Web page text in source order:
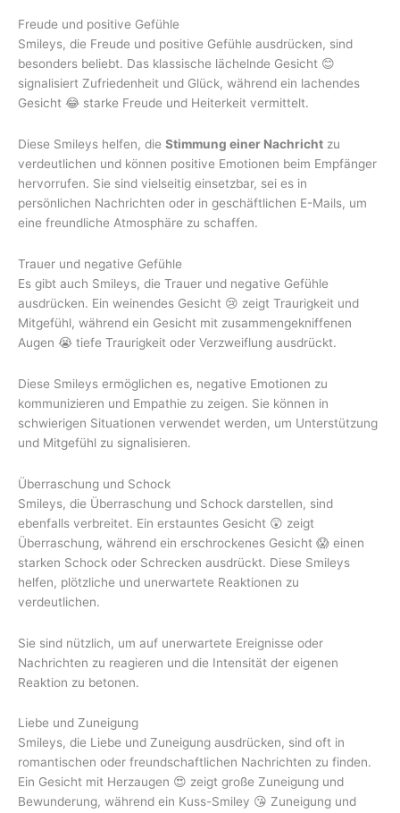
Freude und positive Gefühle
Smileys, die Freude und positive Gefühle ausdrücken, sind
besonders beliebt. Das klassische lächelnde Gesicht 😊
signalisiert Zufriedenheit und Glück, während ein lachendes
Gesicht 😂 starke Freude und Heiterkeit vermittelt.
Diese Smileys helfen, die Stimmung einer Nachricht zu
verdeutlichen und können positive Emotionen beim Empfänger
hervorrufen. Sie sind vielseitig einsetzbar, sei es in
persönlichen Nachrichten oder in geschäftlichen E-Mails, um
eine freundliche Atmosphäre zu schaffen.
Trauer und negative Gefühle
Es gibt auch Smileys, die Trauer und negative Gefühle
ausdrücken. Ein weinendes Gesicht 😢 zeigt Traurigkeit und
Mitgefühl, während ein Gesicht mit zusammengekniffenen
Augen 😭 tiefe Traurigkeit oder Verzweiflung ausdrückt.
Diese Smileys ermöglichen es, negative Emotionen zu
kommunizieren und Empathie zu zeigen. Sie können in
schwierigen Situationen verwendet werden, um Unterstützung
und Mitgefühl zu signalisieren.
Überraschung und Schock
Smileys, die Überraschung und Schock darstellen, sind
ebenfalls verbreitet. Ein erstauntes Gesicht 😲 zeigt
Überraschung, während ein erschrockenes Gesicht 😱 einen
starken Schock oder Schrecken ausdrückt. Diese Smileys
helfen, plötzliche und unerwartete Reaktionen zu
verdeutlichen.
Sie sind nützlich, um auf unerwartete Ereignisse oder
Nachrichten zu reagieren und die Intensität der eigenen
Reaktion zu betonen.
Liebe und Zuneigung
Smileys, die Liebe und Zuneigung ausdrücken, sind oft in
romantischen oder freundschaftlichen Nachrichten zu finden.
Ein Gesicht mit Herzaugen 😍 zeigt große Zuneigung und
Bewunderung, während ein Kuss-Smiley 😘 Zuneigung und